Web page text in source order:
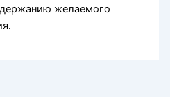
желаемого